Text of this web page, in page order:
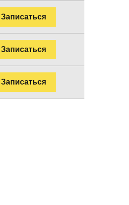
Записаться
Записаться
Записаться